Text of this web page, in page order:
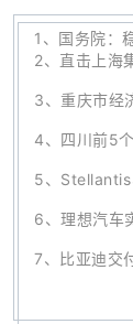
1 、 国务院：
2、 直击上海
3、 重庆市经
4、 四川前5
5、 Stellantis
6、理想汽车
7、 比亚迪交